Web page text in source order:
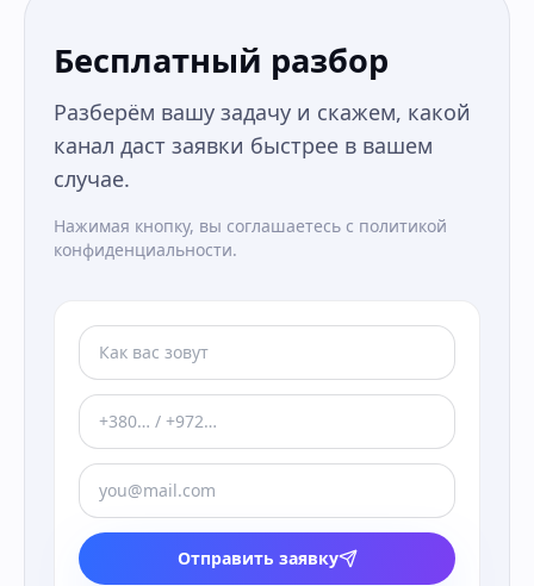
Бесплатный разбор
Разберём вашу задачу и скажем, какой
канал даст заявки быстрее в вашем
случае.
Нажимая кнопку, вы соглашаетесь с политикой
конфиденциальности.
Отправить заявку